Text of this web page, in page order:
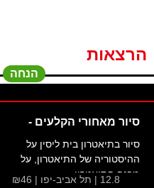
הרצאות
הנחה
סיור מאחורי הקלעים -
סיור בתיאטרון בית ליסין על
ההיסטוריה של התיאטרון, על
מבנה התיאטרון...
12.8 | תל אביב-יפו | ₪46